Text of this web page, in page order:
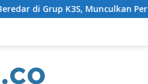
Pertanyaan Ada Apa?